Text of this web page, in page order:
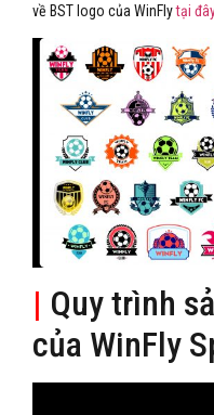
về BST logo của WinFlytại
| Quy trình
của WinFly